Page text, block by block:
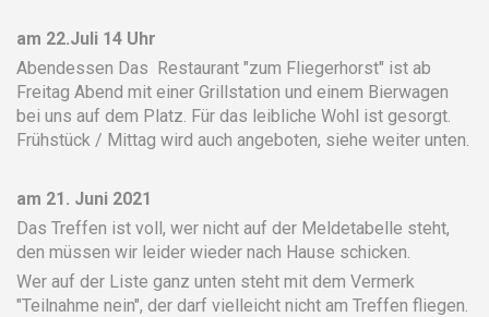
am 22.Juli 14 Uhr
Abendessen Das Restaurant "zum Fliegerhorst" ist ab
Freitag Abend mit einer Grillstation und einem Bierwagen
bei uns auf dem Platz. Für das leibliche Wohl ist gesorgt.
Frühstück / Mittag wird auch angeboten, siehe weiter unten.
am 21. Juni 2021
Das Treffen ist voll, wer nicht auf der Meldetabelle steht,
den müssen wir leider wieder nach Hause schicken.
Wer auf der Liste ganz unten steht mit dem Vermerk
"Teilnahme nein", der darf vielleicht nicht am Treffen fliegen.